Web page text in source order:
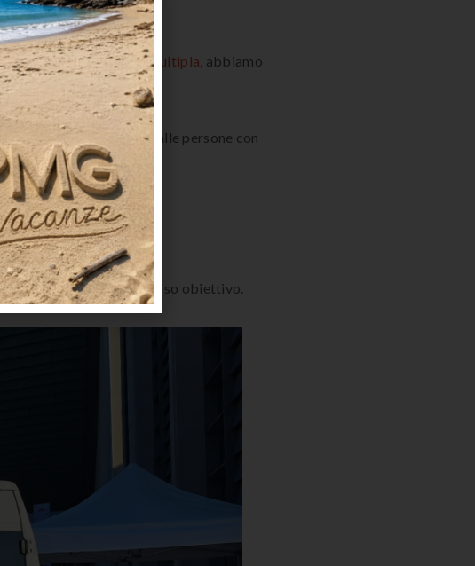
Italiana Sclerosi Multipla , abbiamo
un supporto concreto alle persone con
condividono lo stesso obiettivo.